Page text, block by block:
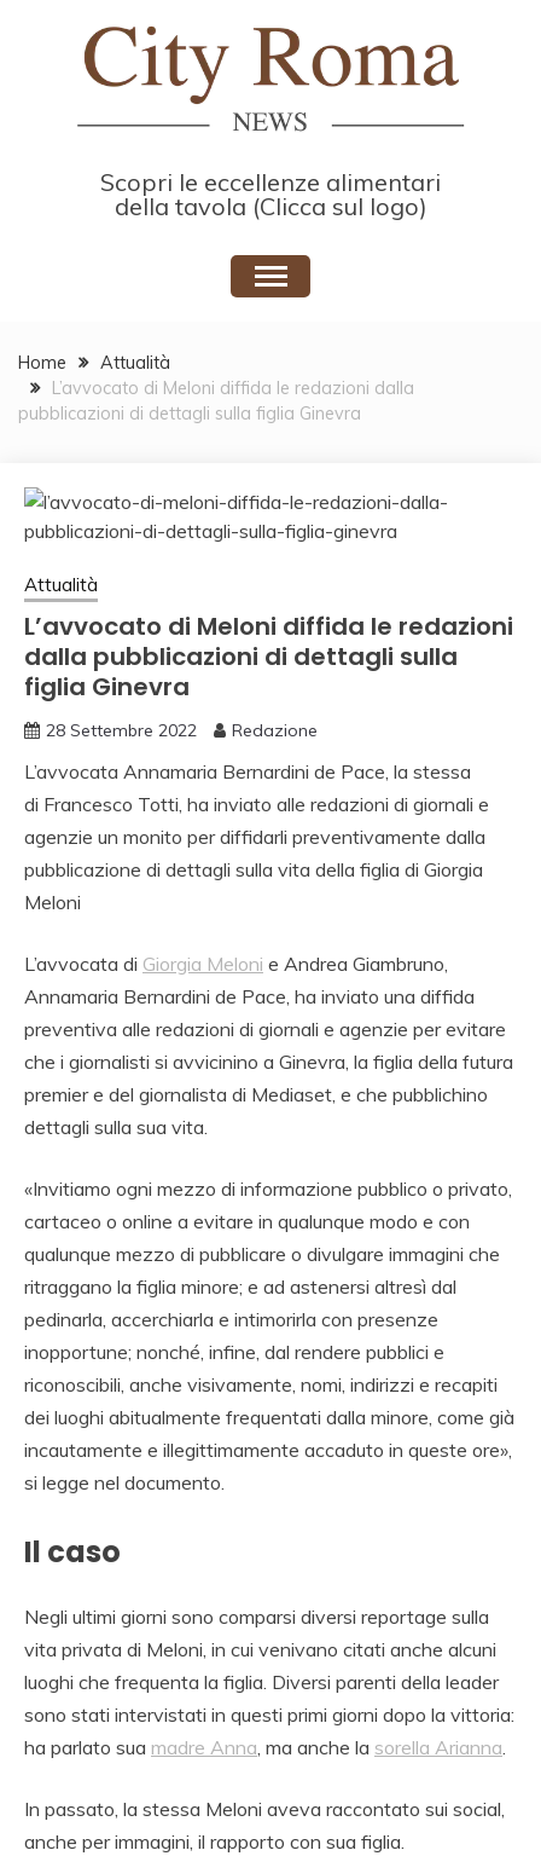
Scopri le eccellenze alimentari
della tavola (Clicca sul logo)
Home
Attualità
L’avvocato di Meloni diffida le redazioni dalla
pubblicazioni di dettagli sulla figlia Ginevra
Attualità
L’avvocato di Meloni diffida le redazioni
dalla pubblicazioni di dettagli sulla
figlia Ginevra
28 Settembre 2022 Redazione
L’avvocata Annamaria Bernardini de Pace, la stessa
di Francesco Totti, ha inviato alle redazioni di giornali e
agenzie un monito per diffidarli preventivamente dalla
pubblicazione di dettagli sulla vita della figlia di Giorgia
Meloni
L’avvocata di Giorgia Meloni e Andrea Giambruno,
Annamaria Bernardini de Pace, ha inviato una diffida
preventiva alle redazioni di giornali e agenzie per evitare
che i giornalisti si avvicinino a Ginevra, la figlia della futura
premier e del giornalista di Mediaset, e che pubblichino
dettagli sulla sua vita.
«Invitiamo ogni mezzo di informazione pubblico o privato,
cartaceo o online a evitare in qualunque modo e con
qualunque mezzo di pubblicare o divulgare immagini che
ritraggano la figlia minore; e ad astenersi altresì dal
pedinarla, accerchiarla e intimorirla con presenze
inopportune; nonché, infine, dal rendere pubblici e
riconoscibili, anche visivamente, nomi, indirizzi e recapiti
dei luoghi abitualmente frequentati dalla minore, come già
incautamente e illegittimamente accaduto in queste ore»,
si legge nel documento.
Il caso
Negli ultimi giorni sono comparsi diversi reportage sulla
vita privata di Meloni, in cui venivano citati anche alcuni
luoghi che frequenta la figlia. Diversi parenti della leader
sono stati intervistati in questi primi giorni dopo la vittoria:
ha parlato sua madre Anna, ma anche la sorella Arianna.
In passato, la stessa Meloni aveva raccontato sui social,
anche per immagini, il rapporto con sua figlia.